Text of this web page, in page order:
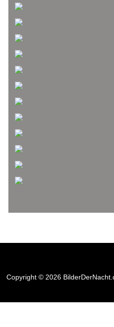
Copyright © 2026